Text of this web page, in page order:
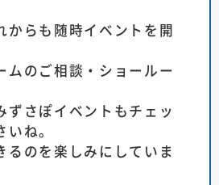
からも随時イベントを開
ムのご相談・ショールー
ずさぽイベントもチェッ
ね。
るのを楽しみにしていま